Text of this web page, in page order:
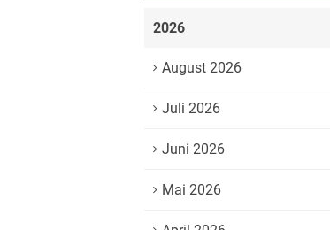
2026
August 2026
Juli 2026
Juni 2026
Mai 2026